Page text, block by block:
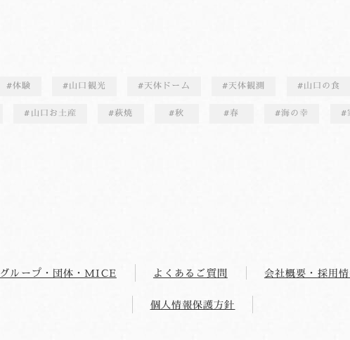
体験 山口観光 天体ドーム 天体観測 山口の食
山口お土産 萩焼 秋 春 海の幸
グループ・団体・MICE よくあるご質問 会社概要・採用
個人情報保護方針